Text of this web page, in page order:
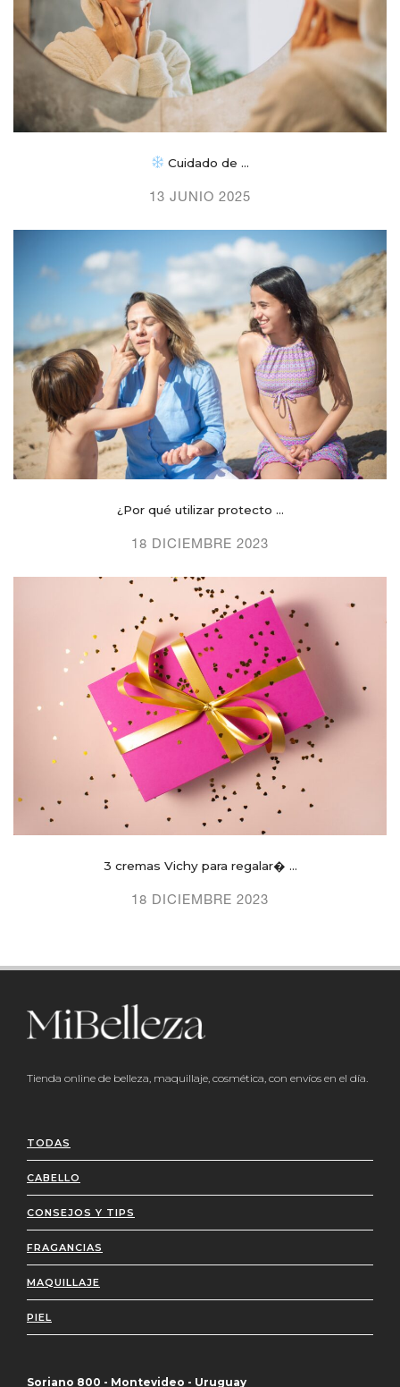
Cuidado de ...
13 JUNIO 2025
¿Por qué utilizar protecto ...
18 DICIEMBRE 2023
3 cremas Vichy para regalar� ...
18 DICIEMBRE 2023
Tienda online de belleza, maquillaje, cosmética, con envíos en el día.
TODAS
CABELLO
CONSEJOS Y TIPS
FRAGANCIAS
MAQUILLAJE
PIEL
Soriano 800 - Montevideo - Uruguay